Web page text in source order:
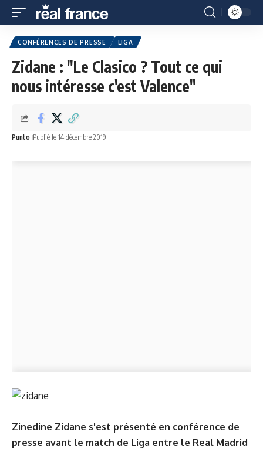
CONFÉRENCES DE PRESSE LIGA
Zidane : "Le Clasico ? Tout ce qui
nous intéresse c'est Valence"
Punto Publié le 14 décembre 2019
Zinedine Zidane s'est présenté en conférence de
presse avant le match de Liga entre le Real Madrid